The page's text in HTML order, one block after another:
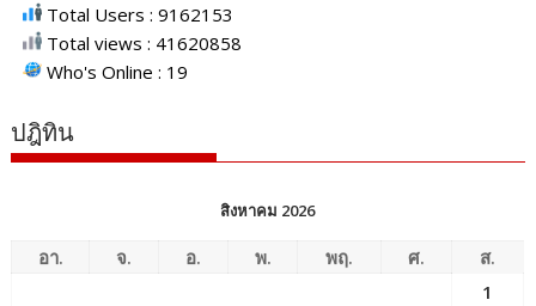
Total Users : 9162153
Total views : 41620858
Who's Online : 19
ปฎิทิน
สิงหาคม 2026
อา. จ. อ. พ. พฤ. ศ.
ส.
1